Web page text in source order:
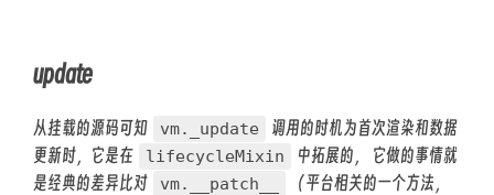
update
从挂载的源码可知 vm._update
调用的时机为首次渲染和数据
更新时，它是在
lifecycleMixin
中拓展的， 它做的事情就
是经典的差异比对
vm.__patch__
（平台相关的一个方法，